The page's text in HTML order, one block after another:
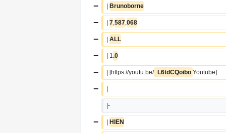
− | Brunoborne
− | 7 ,587 ,068
− | ALL
− | 1.0
− | [https://youtu.be/ _L6tdCQoibo Youtube]
− |
|-
− | HIEN